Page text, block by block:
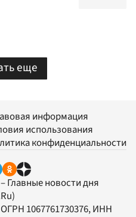
еще
информация
использования
конфиденциальности
Главные новости дня
1067761730376, ИНН